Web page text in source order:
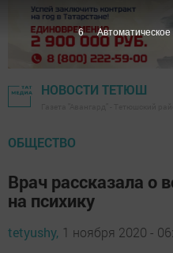
НОВОСТИ ТЕТЮШ
ОБЩЕСТВО
Врач рассказала о
на психику
tetyushy, 1 ноября 2020 -
5